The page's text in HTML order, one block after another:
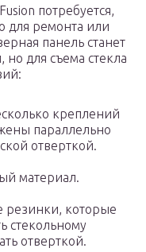
потребуется,
для ремонта или
панель станет
для съема стекла
креплений
параллельно
отверткой.
материал.
резинки, которые
стекольному
отверткой.